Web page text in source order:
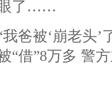
眼了……
爸被‘崩老头’
“借”8万多 警